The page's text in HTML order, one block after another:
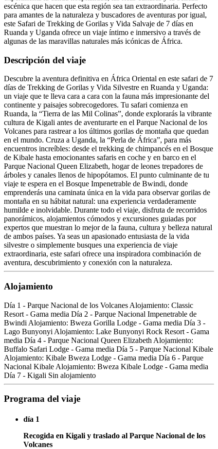
escénica que hacen que esta región sea tan extraordinaria. Perfecto
para amantes de la naturaleza y buscadores de aventuras por igual,
este Safari de Trekking de Gorilas y Vida Salvaje de 7 días en
Ruanda y Uganda ofrece un viaje íntimo e inmersivo a través de
algunas de las maravillas naturales más icónicas de África.
Descripción del viaje
Descubre la aventura definitiva en África Oriental en este safari de 7
días de Trekking de Gorilas y Vida Silvestre en Ruanda y Uganda:
un viaje que te lleva cara a cara con la fauna más impresionante del
continente y paisajes sobrecogedores. Tu safari comienza en
Ruanda, la “Tierra de las Mil Colinas”, donde explorarás la vibrante
cultura de Kigali antes de aventurarte en el Parque Nacional de los
Volcanes para rastrear a los últimos gorilas de montaña que quedan
en el mundo. Cruza a Uganda, la “Perla de África”, para más
encuentros increíbles: desde el trekking de chimpancés en el Bosque
de Kibale hasta emocionantes safaris en coche y en barco en el
Parque Nacional Queen Elizabeth, hogar de leones trepadores de
árboles y canales llenos de hipopótamos. El punto culminante de tu
viaje te espera en el Bosque Impenetrable de Bwindi, donde
emprenderás una caminata única en la vida para observar gorilas de
montaña en su hábitat natural: una experiencia verdaderamente
humilde e inolvidable. Durante todo el viaje, disfruta de recorridos
panorámicos, alojamientos cómodos y excursiones guiadas por
expertos que muestran lo mejor de la fauna, cultura y belleza natural
de ambos países. Ya seas un apasionado entusiasta de la vida
silvestre o simplemente busques una experiencia de viaje
extraordinaria, este safari ofrece una inspiradora combinación de
aventura, descubrimiento y conexión con la naturaleza.
Alojamiento
Día 1 - Parque Nacional de los Volcanes Alojamiento: Classic
Resort - Gama media Día 2 - Parque Nacional Impenetrable de
Bwindi Alojamiento: Bweza Gorilla Lodge - Gama media Día 3 -
Lago Bunyonyi Alojamiento: Lake Bunyonyi Rock Resort - Gama
media Día 4 - Parque Nacional Queen Elizabeth Alojamiento:
Buffalo Safari Lodge - Gama media Día 5 - Parque Nacional Kibale
Alojamiento: Kibale Bweza Lodge - Gama media Día 6 - Parque
Nacional Kibale Alojamiento: Bweza Kibale Lodge - Gama media
Día 7 - Kigali Sin alojamiento
Programa del viaje
día 1
Recogida en Kigali y traslado al Parque Nacional de los
Volcanes